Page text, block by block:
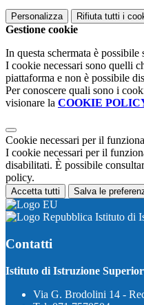
Personalizza Rifiuta tutti i
Gestione cookie
In questa schermata è
I cookie necessari sono quelli
piattaforma e non è possibile
Per conoscere quali sono i
visionare la COOKIE
Cookie necessari per il
I cookie necessari per il
disabilitati. È possibile
policy.
Accetta tutti Salva le
Istituto di
Contatti
Istituto di Istruzione
Via G. Brodolini 14 -